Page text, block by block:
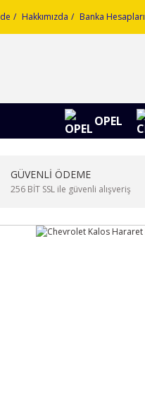
Hakkımızda Banka Hesapları
OPEL
GÜVENLİ ÖDEME
256 BİT SSL ile güvenli alışveriş